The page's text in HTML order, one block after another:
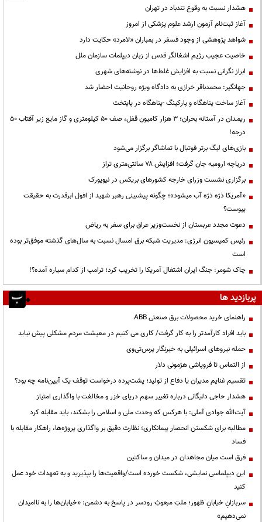
هشدار نسبت به وقوع تندباد در تهران
آغاز ثبت‌نام آزمون ارشد علوم پزشکی از امروز
شواهد پژوهشی از وجود فسفر در بمباران «لامرد» حکایت دارد
خاصیت عجیب رژیم اشغالگر قدس از زبان دیپلمات سازمان ملل
ابراز نگرانی نسبت به افزایش غلط‌ها در نوشته‌های شهری
جهانگیر: محمدباقر خرازی به دادگاه ویژه روحانیت احضار شد
آغاز ساخت پناهگاه و پارکینگ -پناهگاه در پایتخت
ریمـدان در آستانه بحران؛ ۳ هزار کامیون قفل، صف ۵۰ کیلومتری و گاز مایع زیر آفتاب ۵۰
درجه!
بازی‌های لیگ برتر فوتبال با تماشاگر برگزار می‌شود
دریاچه ارومیه جان گرفت؛ افزایش ۷۸ سانتی‌متری تراز
برگزاری نشست وزرای خارجه کشورهای بریکس در نیویورک
«آمریکا ذرّه ذرّه آب میشود»؛ چگونه پیشبینی رهبر شهید از افول ابرقدرت به حقیقت
پیوست؟
دعوت مجدد عربستان از نخست‌وزیر عراق برای سفر به ریاض
رئیس کمیسیون انرژی: مدیریت شبکه برق امسال نسبت به سال‌های گذشته موفق‌تر بوده
است
چاک شومر: جنگ ایران اشتغال آمریکا را تخریب کرد؛ ترامپ از کدام سیاره آمده؟!
پربازدید ها
راهنمای خرید محصولات برق صنعتی ABB
باید افراد کارآمدتر را به کار گرفت/ کاری می کنیم در معیشت مردم مشکلی پیش نیاید
حمله نیروهای اسرائیلی به خبرنگار پرس‌تی‌وی
از التماس تا فروپاشی هژمونی دلار
تقسیم غنایم مدیران یا دفاع از تولید؛ پشت‌پرده درخواست توقف یک آیین‌نامه چه بود؟
هشدار حاجی دلیگانی درباره تغییر سهم دریای خزر و مخالفت با واگذاری امتیاز
آیت‌الله جوادی آملی: با هرکس که وحدت ملی و اسلامی را بشکند، باید مقابله کرد
مطالبه برای شکستن انحصار پیمانکاری؛ نظارت دقیق بر واگذاری پروژه‌ها، راهکار مقابله با
فساد
فرق است میان مجاهدان در میدان و ساکتین
این دیپلماسی نمایشی، شکست خورده است/واقعیت‌ها را بپذیرید و به تعهدات خود عمل
کنید
سربازانِ خیابانِ ظهور؛ ملتِ مبعوثِ رودسر در پاسخ به دشمن: «خیابان‌ها را به ناامیدان
نمی‌دهیم»